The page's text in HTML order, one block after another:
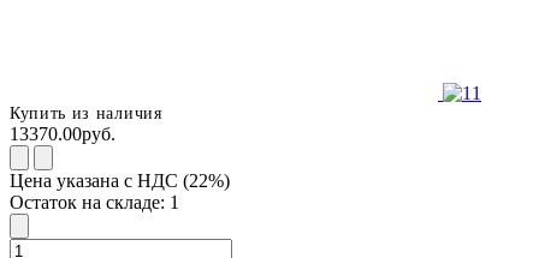
Купить из наличия
13370.00руб.
Цена указана с НДС (22%)
Остаток на складе: 1